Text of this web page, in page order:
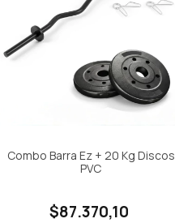
Combo Barra Ez + 20 Kg Discos
PVC
$87.370,10